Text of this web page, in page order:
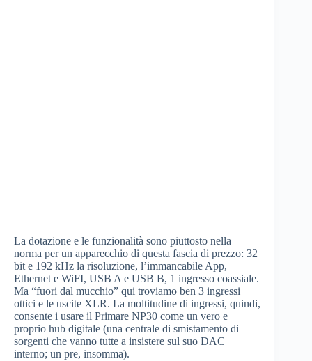
La dotazione e le funzionalità sono piuttosto nella
norma per un apparecchio di questa fascia di prezzo: 32
bit e 192 kHz la risoluzione, l’immancabile App,
Ethernet e WiFI, USB A e USB B, 1 ingresso coassiale.
Ma “fuori dal mucchio” qui troviamo ben 3 ingressi
ottici e le uscite XLR. La moltitudine di ingressi, quindi,
consente i usare il Primare NP30 come un vero e
proprio hub digitale (una centrale di smistamento di
sorgenti che vanno tutte a insistere sul suo DAC
interno; un pre, insomma).